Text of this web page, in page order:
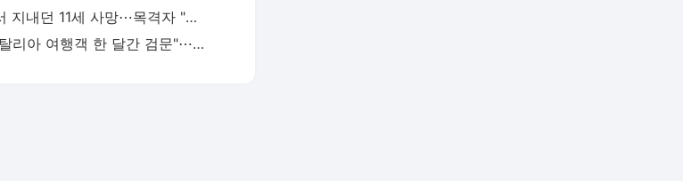
천안 교회서 지내던 11세 사망⋯목격자 "침대 묶여 있었다"
스페인 "이탈리아 여행객 한 달간 검문"⋯세우타 사태에 갈등 최고조